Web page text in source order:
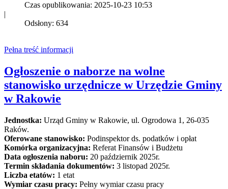
Czas opublikowania: 2025-10-23 10:53
|
Odsłony: 634
Pełna treść informacji
Ogłoszenie o naborze na wolne
stanowisko urzędnicze w Urzędzie Gminy
w Rakowie
Jednostka: Urząd Gminy w Rakowie, ul. Ogrodowa 1, 26-035
Raków.
Oferowane stanowisko: Podinspektor ds. podatków i opłat
Komórka organizacyjna: Referat Finansów i Budżetu
Data ogłoszenia naboru: 20 październik 2025r.
Termin składania dokumentów: 3 listopad 2025r.
Liczba etatów: 1 etat
Wymiar czasu pracy: Pełny wymiar czasu pracy